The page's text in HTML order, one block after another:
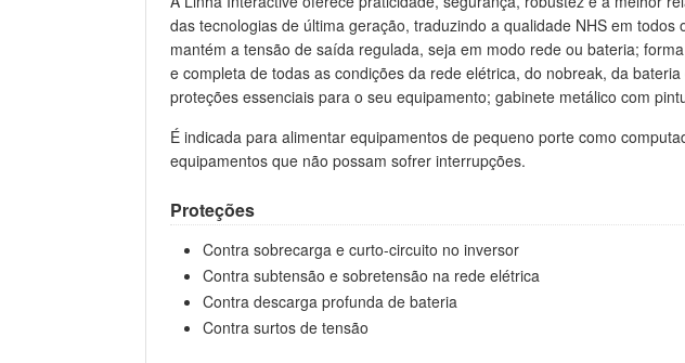
das tecnologias de última geração, traduzindo a qualidade NHS em
mantém a tensão de saída regulada, seja em modo rede ou bateria;
e completa de todas as condições da rede elétrica, do nobreak, da
proteções essenciais para o seu equipamento; gabinete metálico com
É indicada para alimentar equipamentos de pequeno porte como
equipamentos que não possam sofrer interrupções.
Proteções
Contra sobrecarga e curto-circuito no inversor
Contra subtensão e sobretensão na rede elétrica
Contra descarga profunda de bateria
Contra surtos de tensão